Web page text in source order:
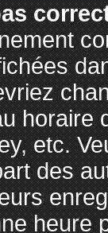
horaire
etc.
des
heure